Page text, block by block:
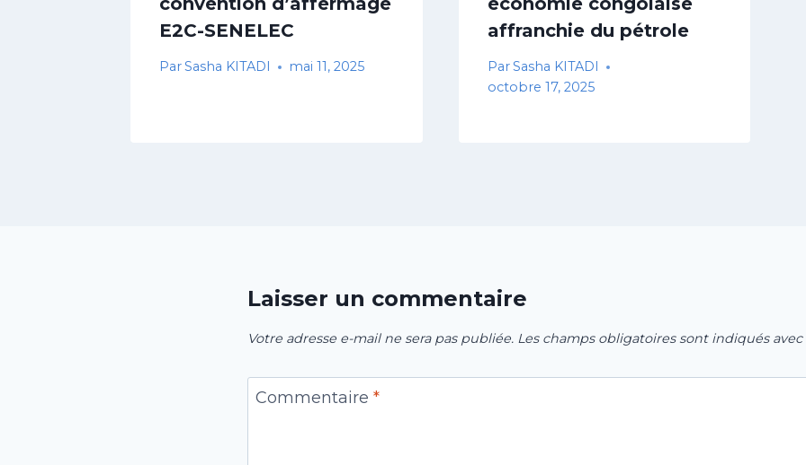
E2C-SENELEC
ParSasha KITADI mai 11, 2025
affranchie du pétrole
ParSasha KITADI
octobre 17, 2025
Laisser un commentaire
Votre adresse e-mail ne sera pas publiée. Les champs obligatoires sont indiqués avec
Commentaire *